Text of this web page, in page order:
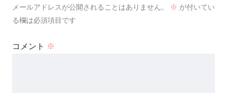
メールアドレスが公開されることはありません。 ※ が付いてい
る欄は必須項目です
コメント ※